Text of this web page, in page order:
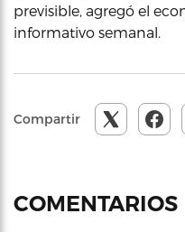
previsible, agregó el
informativo semanal.
Compartir
COMENTARIOS